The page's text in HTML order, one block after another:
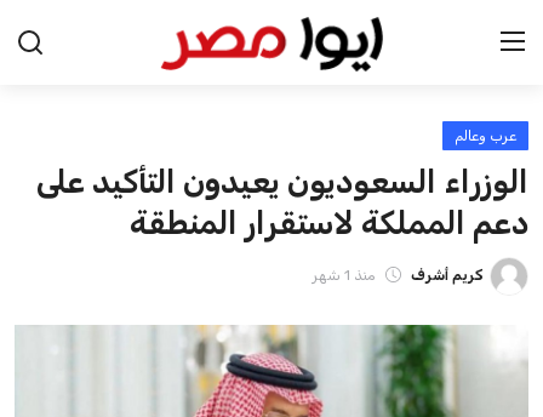
الرئيسية
اخبار مصر
عرب وعالم
اخبار الرياضة
عرب وعالم
الوزراء السعوديون يعيدون التأكيد على
دعم المملكة لاستقرار المنطقة
كريم أشرف منذ 1 شهر